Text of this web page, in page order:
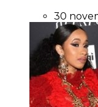
30